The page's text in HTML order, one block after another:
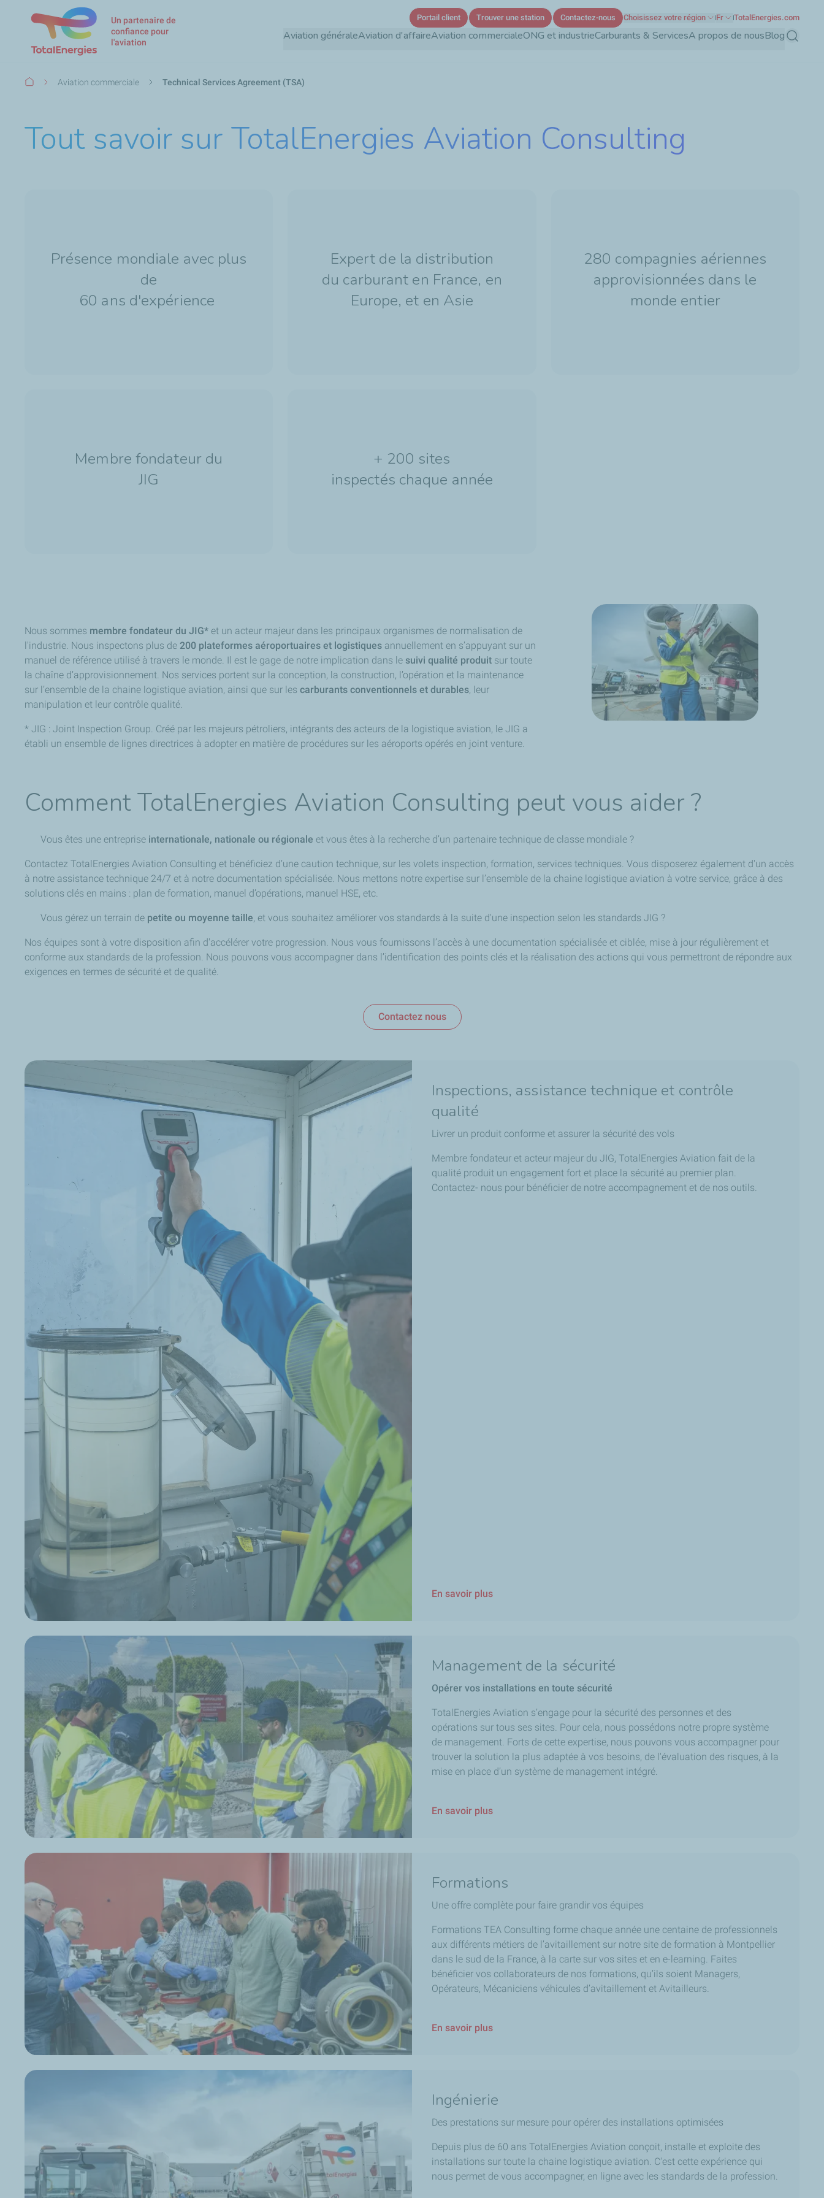
Aller
au
Un partenaire de
confiance pour
l'aviation
Aviation généraleAviation d'affaireAviation commercialeONG et industrieCarburants & ServicesA propos de nousBlog
Portail client Trouver une station Contactez-nous Choisissez votre région Fr TotalEnergies.com
Fil
Aviation commerciale Technical Services Agreement (TSA)
Tout savoir sur TotalEnergies Aviation Consulting
Présence mondiale avec plus
de
60 ans d'expérience
Expert de la distribution
du carburant en France, en
Europe, et en Asie
280 compagnies aériennes
approvisionnées dans le
monde entier
Membre fondateur du
JIG
+ 200 sites
inspectés chaque année
Nous sommes membre fondateur du JIG* et un acteur majeur dans les principaux organismes de normalisation de
l'industrie. Nous inspectons plus de 200 plateformes aéroportuaires et logistiques annuellement en s’appuyant sur un
manuel de référence utilisé à travers le monde. Il est le gage de notre implication dans le suivi qualité produit sur toute
la chaîne d’approvisionnement. Nos services portent sur la conception, la construction, l’opération et la maintenance
sur l’ensemble de la chaine logistique aviation, ainsi que sur les carburants conventionnels et durables, leur
manipulation et leur contrôle qualité.
* JIG : Joint Inspection Group. Créé par les majeurs pétroliers, intégrants des acteurs de la logistique aviation, le JIG a
établi un ensemble de lignes directrices à adopter en matière de procédures sur les aéroports opérés en joint venture.
Comment TotalEnergies Aviation Consulting peut vous aider ?
Vous êtes une entreprise internationale, nationale ou régionale et vous êtes à la recherche d’un partenaire technique de classe mondiale ?
Contactez TotalEnergies Aviation Consulting et bénéficiez d’une caution technique, sur les volets inspection, formation, services techniques. Vous disposerez également d'un accès
à notre assistance technique 24/7 et à notre documentation spécialisée. Nous mettons notre expertise sur l’ensemble de la chaine logistique aviation à votre service, grâce à des
solutions clés en mains : plan de formation, manuel d’opérations, manuel HSE, etc.
Vous gérez un terrain de petite ou moyenne taille, et vous souhaitez améliorer vos standards à la suite d'une inspection selon les standards JIG ?
Nos équipes sont à votre disposition afin d'accélérer votre progression. Nous vous fournissons l’accès à une documentation spécialisée et ciblée, mise à jour régulièrement et
conforme aux standards de la profession. Nous pouvons vous accompagner dans l’identification des points clés et la réalisation des actions qui vous permettront de répondre aux
exigences en termes de sécurité et de qualité.
Contactez nous
Inspections, assistance technique et contrôle
qualité
Livrer un produit conforme et assurer la sécurité des vols
Membre fondateur et acteur majeur du JIG, TotalEnergies Aviation fait de la
qualité produit un engagement fort et place la sécurité au premier plan.
Contactez- nous pour bénéficier de notre accompagnement et de nos outils.
En savoir plus
Management de la sécurité
Opérer vos installations en toute sécurité
TotalEnergies Aviation s’engage pour la sécurité des personnes et des
opérations sur tous ses sites. Pour cela, nous possédons notre propre système
de management. Forts de cette expertise, nous pouvons vous accompagner pour
trouver la solution la plus adaptée à vos besoins, de l'évaluation des risques, à la
mise en place d’un système de management intégré.
En savoir plus
Formations
Une offre complète pour faire grandir vos équipes
Formations TEA Consulting forme chaque année une centaine de professionnels
aux différents métiers de l’avitaillement sur notre site de formation à Montpellier
dans le sud de la France, à la carte sur vos sites et en e-learning. Faites
bénéficier vos collaborateurs de nos formations, qu’ils soient Managers,
Opérateurs, Mécaniciens véhicules d’avitaillement et Avitailleurs.
En savoir plus
Ingénierie
Des prestations sur mesure pour opérer des installations optimisées
Depuis plus de 60 ans TotalEnergies Aviation conçoit, installe et exploite des
installations sur toute la chaine logistique aviation. C'est cette expérience qui
nous permet de vous accompagner, en ligne avec les standards de la profession.